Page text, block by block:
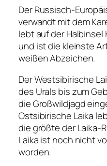
Der Russisch-
verwandt mit dem
lebt auf der Halbinsel
und ist die kleinste
weißen Abzeichen.
Der Westsibirische
des Urals bis zum
die Großwildjagd
Ostsibirische Laika
die größte der Laika-
Laika ist noch nicht
worden.